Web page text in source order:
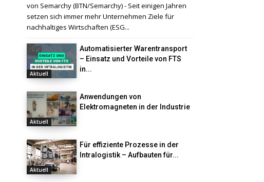
von Semarchy (BTN/Semarchy) - Seit einigen Jahren
setzen sich immer mehr Unternehmen Ziele für
nachhaltiges Wirtschaften (ESG...
Aktuell
Automatisierter Warentransport
– Einsatz und Vorteile von FTS
in...
Aktuell
Anwendungen von
Elektromagneten in der Industrie
Aktuell
Für effiziente Prozesse in der
Intralogistik – Aufbauten für...